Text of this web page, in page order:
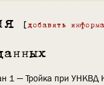
[ добавить
1 — Тройка при УНКВД